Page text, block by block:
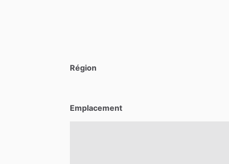
Région
Emplacement